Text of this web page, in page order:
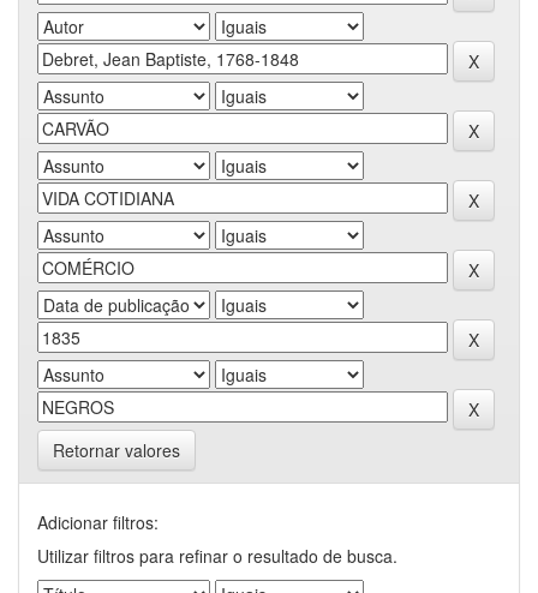
Retornar valores
Adicionar filtros:
Utilizar filtros para refinar o resultado de busca.